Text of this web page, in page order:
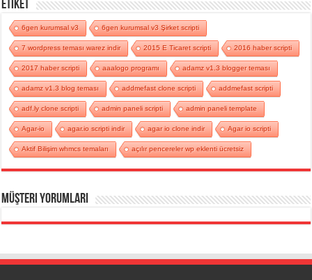
Etiket
6gen kurumsal v3 6gen kurumsal v3 Şirket scripti
7 wordpress teması warez indir 2015 E Ticaret scripti 2016 haber scripti
2017 haber scripti aaalogo programı adamz v1.3 blogger teması
adamz v1.3 blog teması addmefast clone scripti addmefast scripti
adf.ly clone scripti admin paneli scripti admin paneli template
Agar-io agar.io scripti indir agar io clone indir Agar io scripti
Aktif Bilişim whmcs temaları açılır pencereler wp eklenti ücretsiz
Müşteri Yorumları